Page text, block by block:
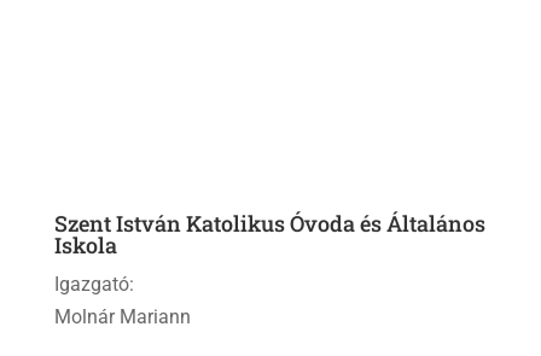
Szent István Katolikus Óvoda és Általános
Iskola
Igazgató:
Molnár Mariann